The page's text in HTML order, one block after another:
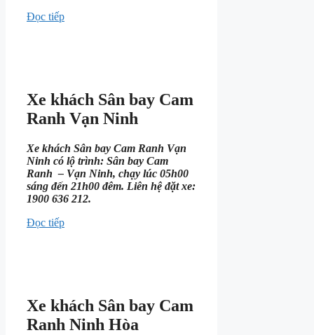
Đọc tiếp
Xe khách Sân bay Cam
Ranh Vạn Ninh
Xe khách Sân bay Cam Ranh Vạn
Ninh có lộ trình: Sân bay Cam
Ranh – Vạn Ninh, chạy lúc 05h00
sáng đến 21h00 đêm. Liên hệ đặt xe:
1900 636 212.
Đọc tiếp
Xe khách Sân bay Cam
Ranh Ninh Hòa